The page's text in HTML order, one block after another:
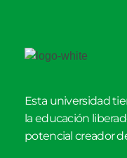
Esta universidad
la educación
potencial creador